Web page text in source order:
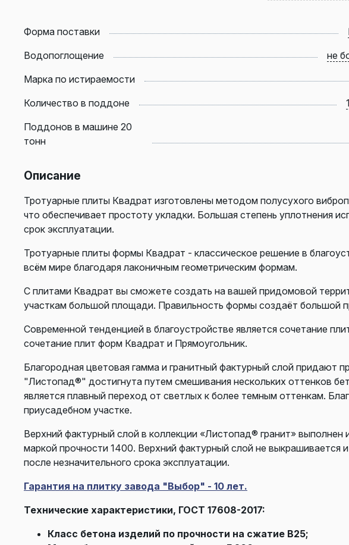
Форма поставки
Водопоглощение
не
Марка по истираемости
Количество в поддоне
Поддонов в машине 20
тонн
Описание
Тротуарные плиты Квадрат изготовлены методом полусухого
что обеспечивает простоту укладки. Большая степень уплотнения
срок эксплуатации.
Тротуарные плиты формы Квадрат - классическое решение в
всём мире благодаря лаконичным геометрическим формам.
С плитами Квадрат вы сможете создать на вашей придомовой
участкам большой площади. Правильность формы создаёт большой
Современной тенденцией в благоустройстве является сочетание
сочетание плит форм Квадрат и Прямоугольник.
Благородная цветовая гамма и гранитный фактурный слой придают
"Листопад®" достигнута путем смешивания нескольких оттенков
является плавный переход от светлых к более темным оттенкам.
приусадебном участке.
Верхний фактурный слой в коллекции «Листопад® гранит» выполнен
маркой прочности 1400. Верхний фактурный слой не выкрашивается
после незначительного срока эксплуатации.
Гарантия на плитку завода "Выбор" - 10 лет.
Технические характеристики, ГОСТ 17608-2017:
Класс бетона изделий по прочности на сжатие В25;